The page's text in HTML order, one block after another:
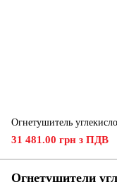
Огнетушитель
31 481.00 грн з ПДВ
Огнетушители